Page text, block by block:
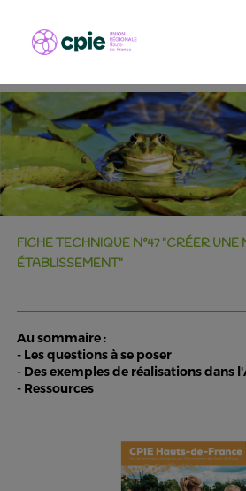
FICHE TECHNIQUE N°47 "CRÉER
ÉTABLISSEMENT"
Au sommaire :
- Les questions à se poser
- Des exemples de réalisations dans
- Ressources